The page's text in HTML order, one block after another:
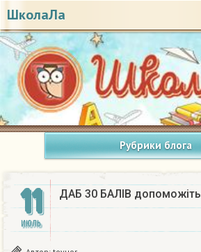
ШколаЛа
Рубрики блога
11
ИЮЛЬ
ДАБ 30 БАЛІВ допоможіть ​